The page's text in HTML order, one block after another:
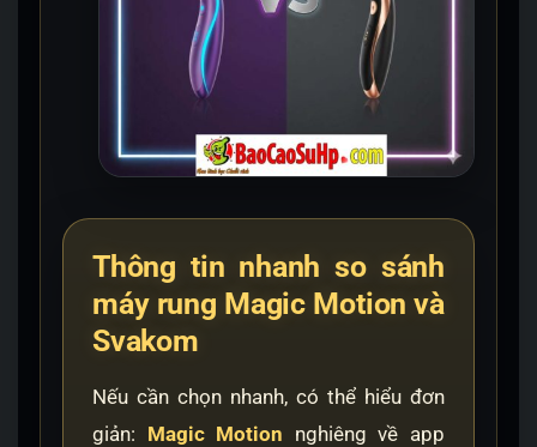
Thông tin nhanh so sánh
máy rung Magic Motion và
Svakom
Nếu cần chọn nhanh, có thể hiểu đơn
giản: Magic Motion nghiêng về app